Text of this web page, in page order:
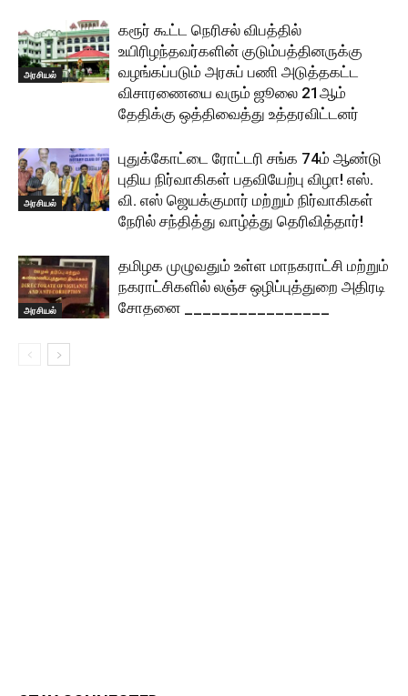
அரசியல்
கரூர் கூட்ட நெரிசல் விபத்தில்
உயிரிழந்தவர்களின் குடும்பத்தினருக்கு
வழங்கப்படும் அரசுப் பணி அடுத்தகட்ட
விசாரணையை வரும் ஜூலை 21ஆம்
தேதிக்கு ஒத்திவைத்து உத்தரவிட்டனர்
அரசியல்
புதுக்கோட்டை ரோட்டரி சங்க 74ம் ஆண்டு
புதிய நிர்வாகிகள் பதவியேற்பு விழா! எஸ்.
வி. எஸ் ஜெயக்குமார் மற்றும் நிர்வாகிகள்
நேரில் சந்தித்து வாழ்த்து தெரிவித்தார்!
அரசியல்
தமிழக முழுவதும் உள்ள மாநகராட்சி மற்றும்
நகராட்சிகளில் லஞ்ச ஒழிப்புத்துறை அதிரடி
சோதனை ________________